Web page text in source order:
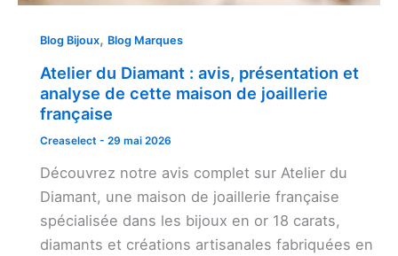
Blog Bijoux, Blog Marques
Atelier du Diamant : avis, présentation et
analyse de cette maison de joaillerie
française
Creaselect - 29 mai 2026
Découvrez notre avis complet sur Atelier du
Diamant, une maison de joaillerie française
spécialisée dans les bijoux en or 18 carats,
diamants et créations artisanales fabriquées en